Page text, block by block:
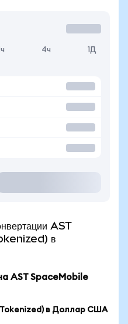
4ч 1Д
AST
в
AST SpaceMobile
Tokenized) в Доллар США